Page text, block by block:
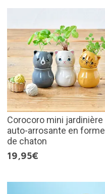
Corocoro mini jardinière
auto-arrosante en forme
de chaton
19,95€